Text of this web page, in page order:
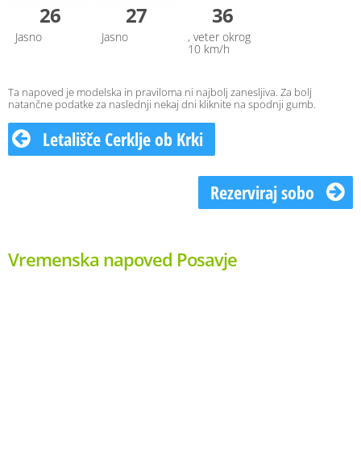
26
Jasno
27
Jasno
36
, veter okrog
10 km/h
Ta napoved je modelska in praviloma ni najbolj zanesljiva. Za bolj
natančne podatke za naslednji nekaj dni kliknite na spodnji gumb.
Letališče Cerklje ob Krki
Rezerviraj sobo
Vremenska napoved Posavje